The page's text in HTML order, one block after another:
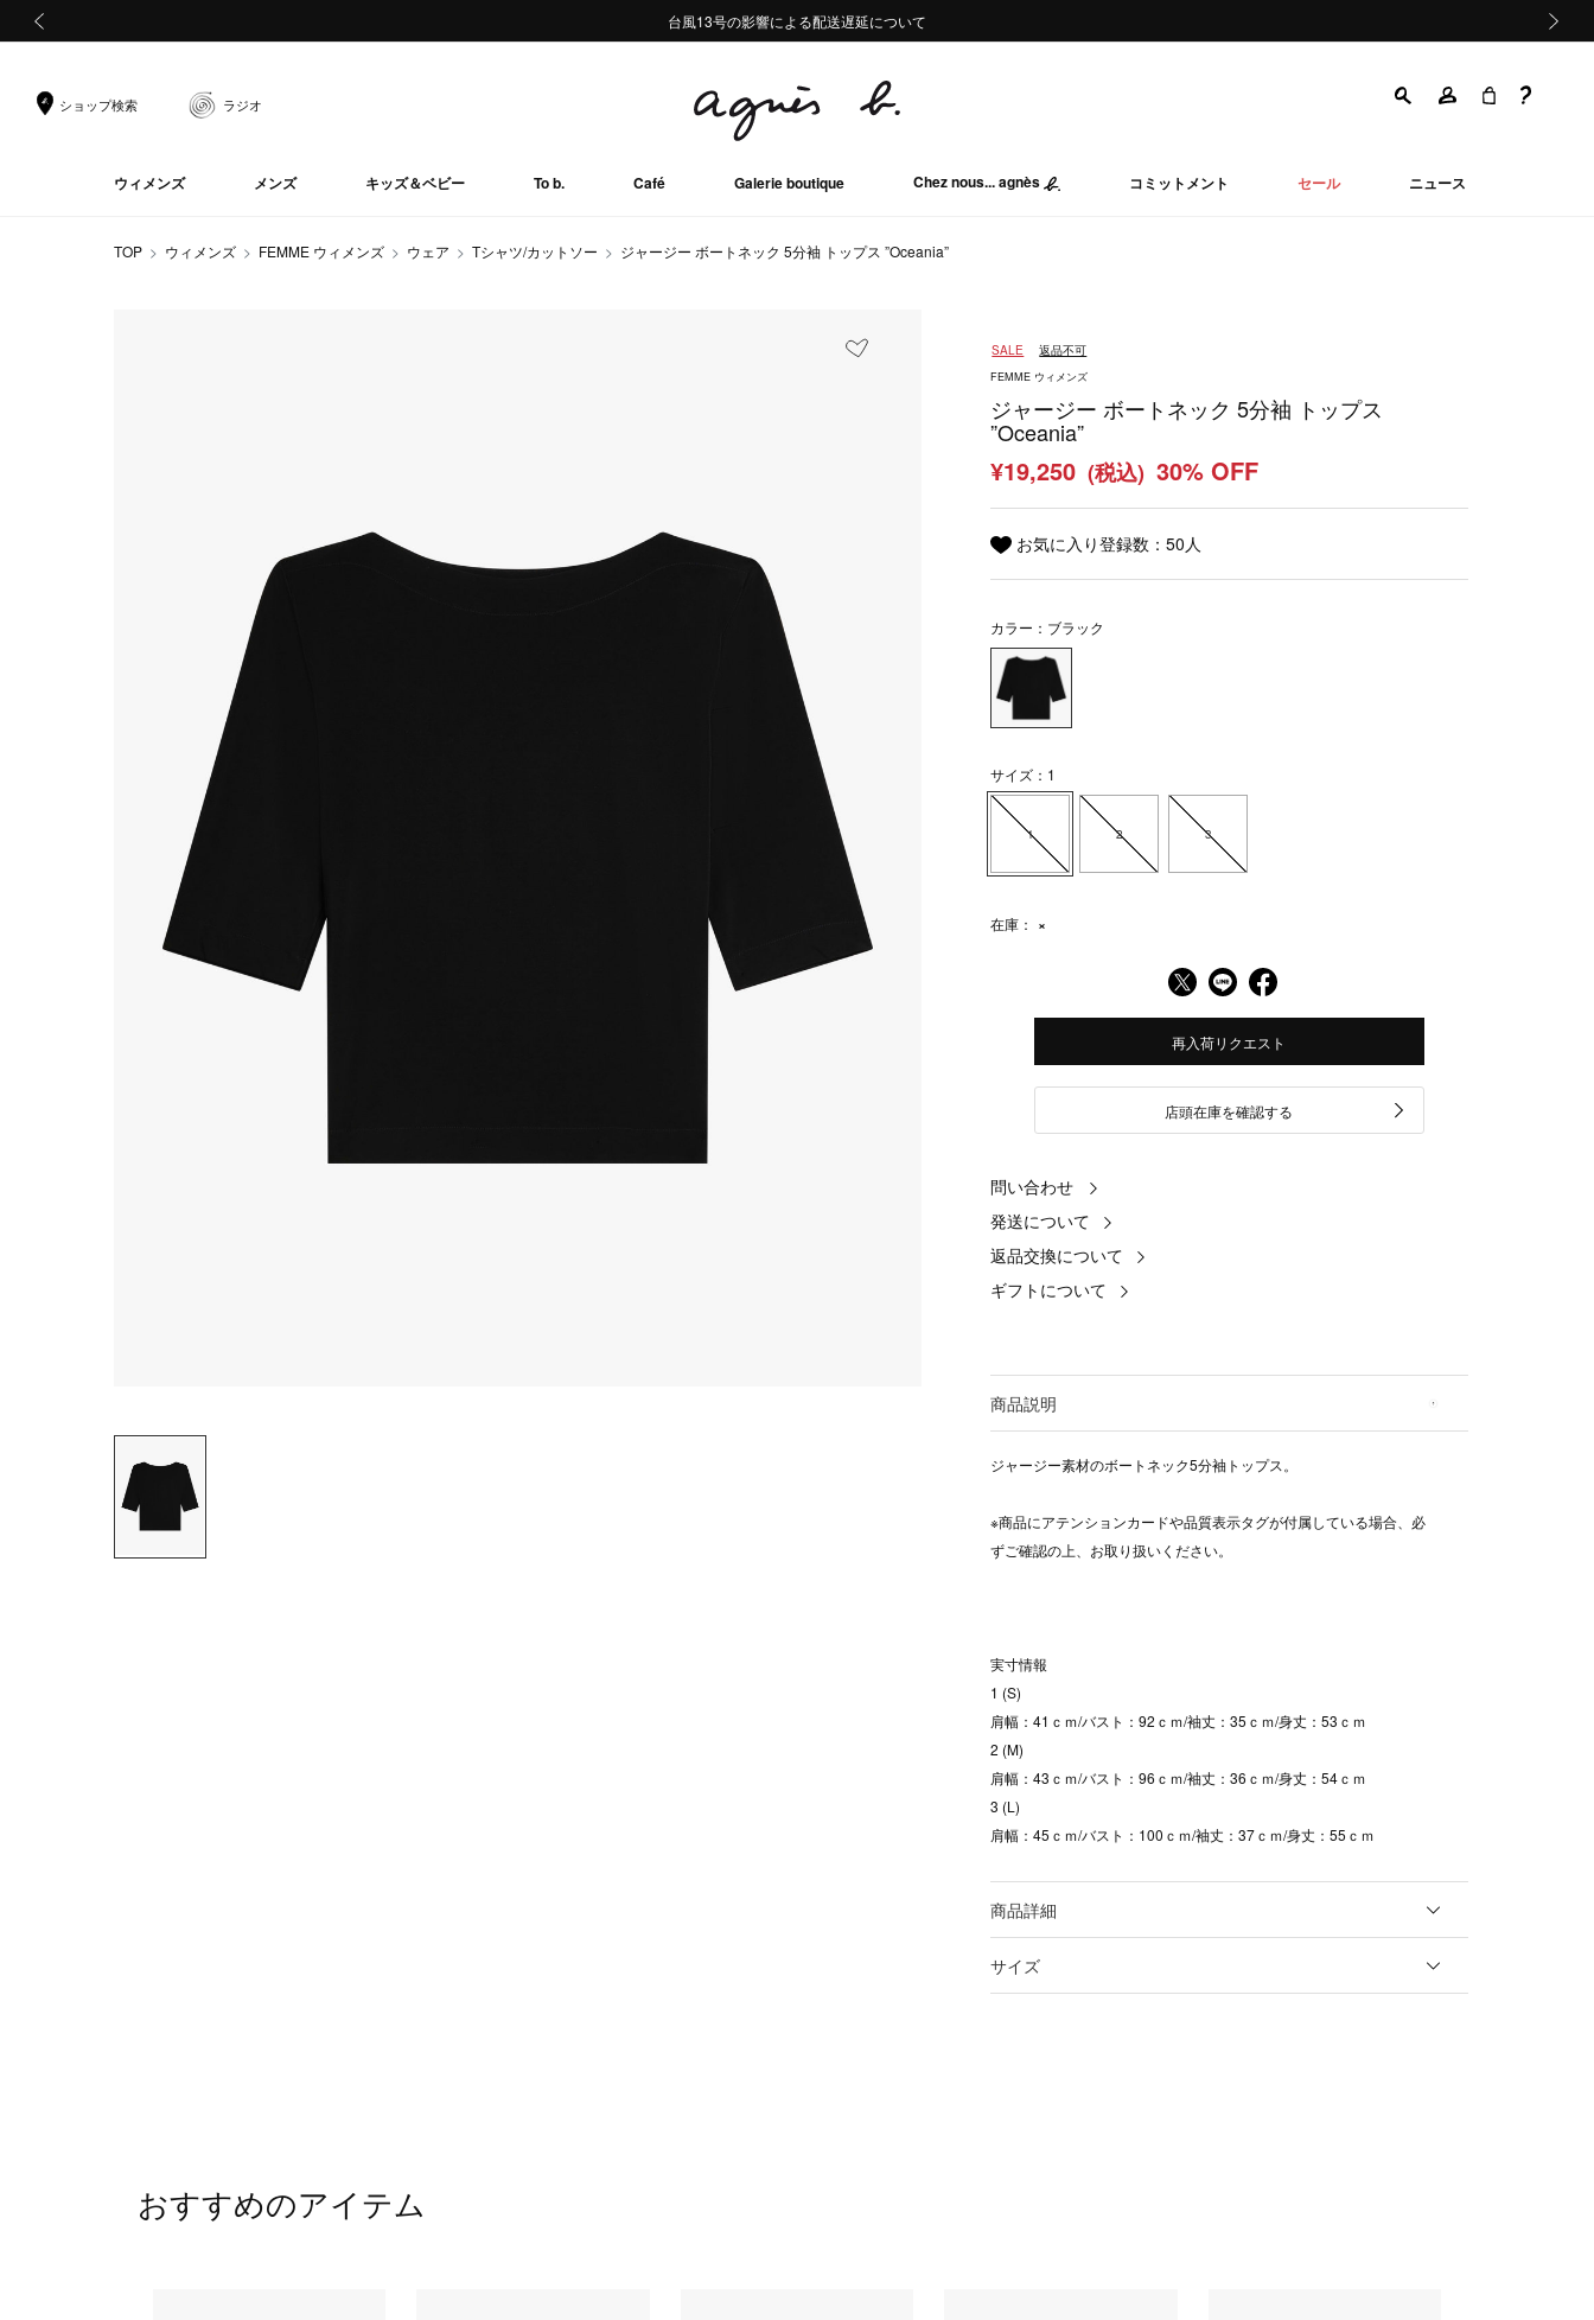
熊本地域地震の影響による配送遅延について
Summer Sale 2buy10%OFF!!
台風13号の影響による配送遅延について
熊本地域地震の影響による配送遅延について
Summer Sale 2buy10%OFF!!
ショップ検索 ラジオ
ウィメンズ メンズ キッズ＆ベビー To b. Café Galerie boutique Chez nous... agnès コミットメント セール ニュース
TOP ウィメンズ FEMME ウィメンズ ウェア Tシャツ/カットソー ジャージー ボートネック 5分袖 トップス ”Oceania”
SALE 返品不可
FEMME ウィメンズ
ジャージー ボートネック 5分袖 トップス
”Oceania”
¥19,250 (税込) 30% OFF
お気に入り登録数：50人
カラー：ブラック
サイズ：1
1 2 3
在庫： ×
再入荷リクエスト
店頭在庫を確認する
問い合わせ
発送について
返品交換について
ギフトについて
商品説明
ジャージー素材のボートネック5分袖トップス。
※商品にアテンションカードや品質表示タグが付属している場合、必
ずご確認の上、お取り扱いください。
実寸情報
1 (S)
肩幅：41ｃｍ/バスト：92ｃｍ/袖丈：35ｃｍ/身丈：53ｃｍ
2 (M)
肩幅：43ｃｍ/バスト：96ｃｍ/袖丈：36ｃｍ/身丈：54ｃｍ
3 (L)
肩幅：45ｃｍ/バスト：100ｃｍ/袖丈：37ｃｍ/身丈：55ｃｍ
商品詳細
サイズ
おすすめのアイテム